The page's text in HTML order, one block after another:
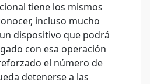
tiene los mismos
incluso mucho
dispositivo que podrá
con esa operación
el número de
detenerse a las